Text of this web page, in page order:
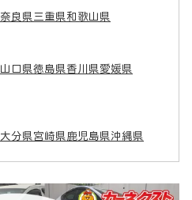
奈良県 三重県和歌山県
山口県徳島県香川県愛媛県
大分県宮崎県鹿児島県沖縄県